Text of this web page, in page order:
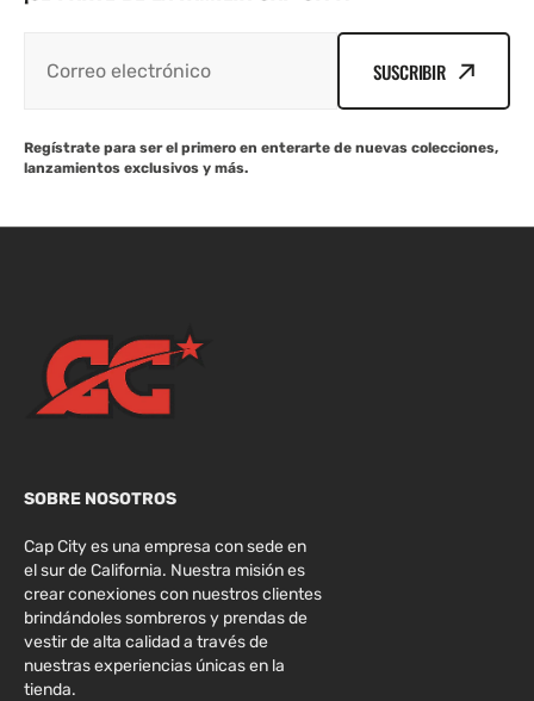
SUSCRIBIR
Regístrate para ser el primero en enterarte de nuevas colecciones,
lanzamientos exclusivos y más.
SOBRE NOSOTROS
Cap City es una empresa con sede en
el sur de California. Nuestra misión es
crear conexiones con nuestros clientes
brindándoles sombreros y prendas de
vestir de alta calidad a través de
nuestras experiencias únicas en la
tienda.